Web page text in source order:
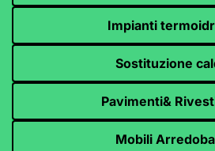
Impianti
Sostituzione
Pavimenti&
Mobili